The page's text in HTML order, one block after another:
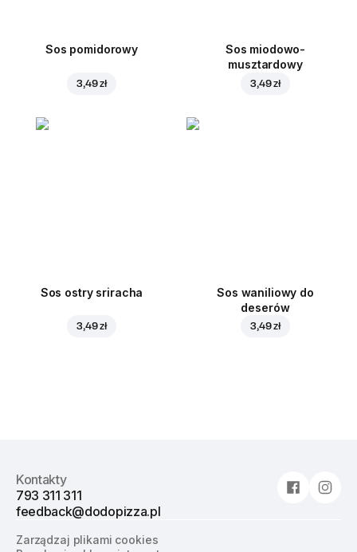
Sos pomidorowy
3,49 zł
Sos miodowo-
musztardowy
3,49 zł
Sos ostry sriracha
3,49 zł
Sos waniliowy do
deserów
3,49 zł
Kontakty
793 311 311
feedback@dodopizza.pl
Zarządzaj plikami cookies